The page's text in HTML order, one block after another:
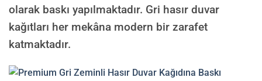
olarak baskı yapılmaktadır. Gri hasır duvar
kağıtları her mekâna modern bir zarafet
katmaktadır.